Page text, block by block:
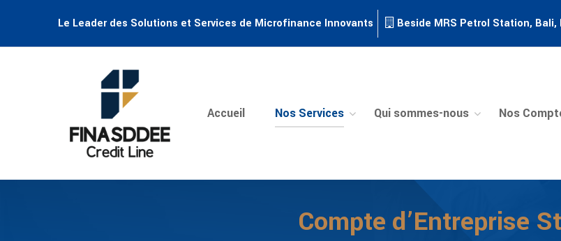
Le Leader des Solutions et Services de Microfinance Innovants Beside MRS Petrol Station, Bali,
Accueil Nos Services Qui sommes-nous Nos
Compte d’Entreprise